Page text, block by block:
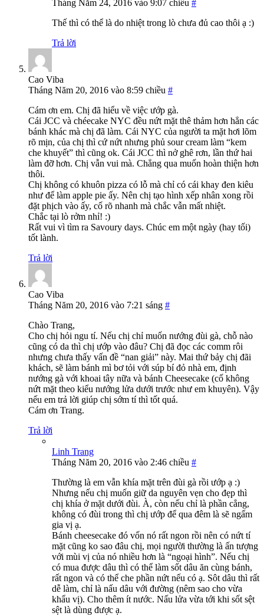
Tháng Năm 24, 2016 vào 9:07 chiều #
Thế thì có thể là do nhiệt trong lò chưa đủ cao thôi ạ :)
Trả lời
Cao Viba
Tháng Năm 20, 2016 vào 8:59 chiều #
Cám ơn em. Chị đã hiểu về việc ướp gà.
Cái JCC và chéecake NYC đều nứt mặt thê thảm hơn hẳn các
bánh khác mà chị đã làm. Cái NYC của người ta mặt hơi lõm
rõ mịn, của chị thì cứ nứt nhưng phủ sour cream làm “kem
che khuyết” thì cũng ok. Cái JCC thì nở ghê rơn, lần thứ hai
làm đỡ hơn. Chị vẫn vui mà. Chẳng qua muốn hoàn thiện hơn
thôi.
Chị không có khuôn pizza có lỗ mà chỉ có cái khay đen kiêu
như để làm apple pie ấy. Nên chị tạo hình xếp nhân xong rồi
đặt phịch vào ấy, cố rõ nhanh mà chắc vẫn mất nhiệt.
Chắc tại lò rởm nhỉ! :)
Rất vui vì tìm ra Savoury days. Chúc em một ngày (hay tối)
tốt lành.
Trả lời
Cao Viba
Tháng Năm 20, 2016 vào 7:21 sáng #
Chào Trang,
Cho chị hỏi ngu tí. Nếu chị chỉ muốn nướng đùi gà, chỗ nào
cũng có da thì chị ướp vào đâu? Chị đã đọc các comm rôi
nhưng chưa thấy vấn đề “nan giải” này. Mai thứ bảy chị đãi
khách, sẽ làm bánh mì bơ tỏi với súp bí đỏ nhà em, định
nướng gà với khoai tây nữa và bánh Cheesecake (cố không
nứt mặt theo kiểu nướng lửa dưới trước như em khuyên). Vậy
nếu em trả lời giúp chị sớm tí thì tốt quá.
Cám ơn Trang.
Trả lời
Linh Trang
Tháng Năm 20, 2016 vào 2:46 chiều #
Thường là em vẫn khía mặt trên đùi gà rồi ướp ạ :)
Nhưng nếu chị muốn giữ da nguyên vẹn cho đẹp thì
chị khía ở mặt dưới đùi. À, còn nếu chỉ là phần cẳng,
không có đùi trong thì chị ướp để qua đêm là sẽ ngấm
gia vị ạ.
Bánh cheesecake đó vốn nó rất ngon rồi nên có nứt tí
mặt cũng ko sao đâu chị, mọi người thường là ấn tượng
với mùi vị của nó nhiều hơn là “ngoại hình”. Nếu chị
có mua được dâu thì có thể làm sốt dâu ăn cùng bánh,
rất ngon và có thể che phần nứt nếu có ạ. Sôt dâu thì rất
dễ làm, chỉ là nấu dâu với đường (nêm sao cho vừa
khẩu vị). Cho thêm ít nước. Nấu lửa vừa tới khi sốt sệt
sệt là dùng được ạ.